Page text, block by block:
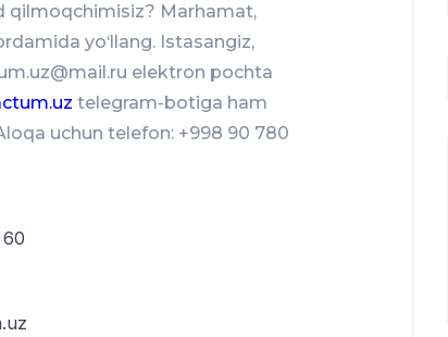
qilmoqchimisiz? Marhamat,
yo‘llang. Istasangiz,
elektron pochta
telegram-botiga ham
uchun telefon: +998 90 780